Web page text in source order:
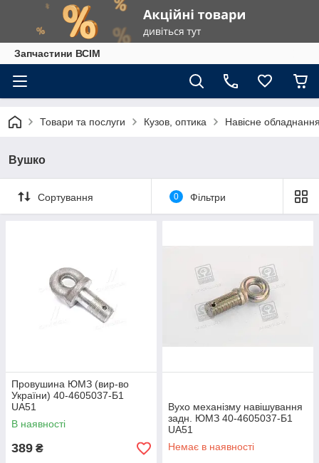
Запчастини ВСІМ
Товари та послуги Кузов, оптика Навісне
Вушко
Сортування 0 Фільтри
Провушина ЮМЗ (вир-во
України) 40-4605037-Б1
UA51
В наявності
389 ₴
Вухо механізму навішування
задн. ЮМЗ 40-4605037-Б1
UA51
Немає в наявності